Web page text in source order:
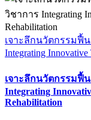
เจาะลึกนวัตกรรมฟื้
Integrating
เจาะลึกนวัตกรรมฟื้
Integrating
Rehabilitation